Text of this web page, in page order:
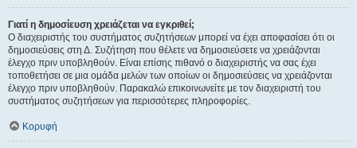
Γιατί η δημοσίευση χρειάζεται να εγκριθεί;
Ο διαχειριστής του συστήματος συζητήσεων μπορεί να έχει αποφασίσει ότι οι
δημοσιεύσεις στη Δ. Συζήτηση που θέλετε να δημοσιεύσετε να χρειάζονται
έλεγχο πριν υποβληθούν. Είναι επίσης πιθανό ο διαχειριστής να σας έχει
τοποθετήσει σε μια ομάδα μελών των οποίων οι δημοσιεύσεις να χρειάζονται
έλεγχο πριν υποβληθούν. Παρακαλώ επικοινωνείτε με τον διαχειριστή του
συστήματος συζητήσεων για περισσότερες πληροφορίες.
Κορυφή